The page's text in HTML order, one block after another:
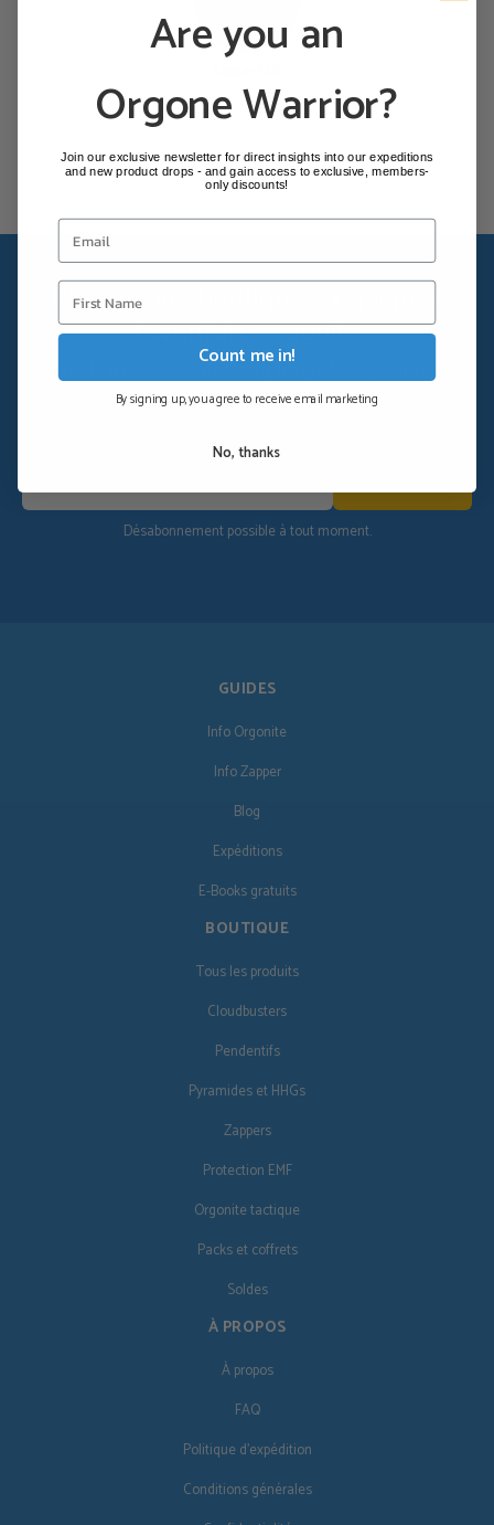
Plus qu'une boutique — rejoignez
l'aventure orgonite
Les récits d'expédition de Georg, les guides orgonite et les
nouvelles de la communauté — directement dans votre boîte
Désabonnement possible à tout moment.
GUIDES
Info Orgonite
Info Zapper
Blog
Expéditions
E-Books gratuits
BOUTIQUE
Tous les produits
Cloudbusters
Pendentifs
Pyramides et HHGs
Zappers
Protection EMF
Orgonite tactique
Packs et coffrets
Soldes
À PROPOS
À propos
FAQ
Politique d'expédition
Conditions générales
Are you an
Orgone Warrior?
Join our exclusive newsletter for direct insights into our expeditions
and new product drops - and gain access to exclusive, members-
only discounts!
Count me in!
By signing up, you agree to receive email marketing
No, thanks